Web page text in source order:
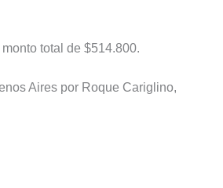
total de $514.800.
Aires por Roque Cariglino,